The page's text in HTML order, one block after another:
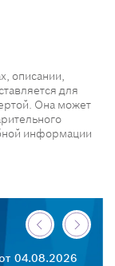
описании,
для
Она может
информации
04.08.2026